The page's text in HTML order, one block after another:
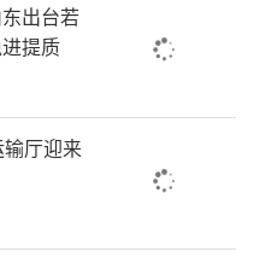
系统
一管理
出台若
提质
厅迎来